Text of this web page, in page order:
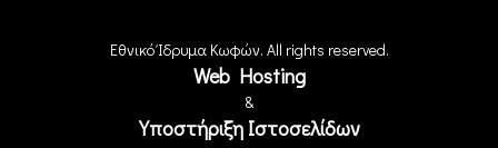
Εθνικό Ίδρυμα Κωφών. All rights reserved.
Web Hosting
&
Υποστήριξη Ιστοσελίδων